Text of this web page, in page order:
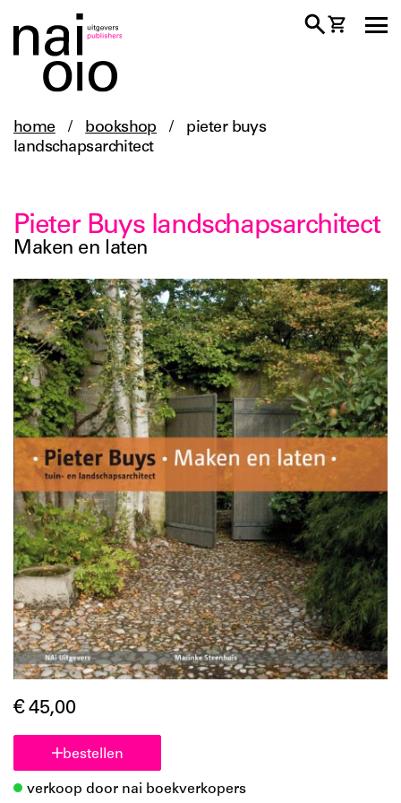
home / bookshop /
pieter buys
landschapsarchitect
Pieter Buys landschapsarchitect
Maken en laten
€ 45,00
bestellen
verkoop door nai boekverkopers